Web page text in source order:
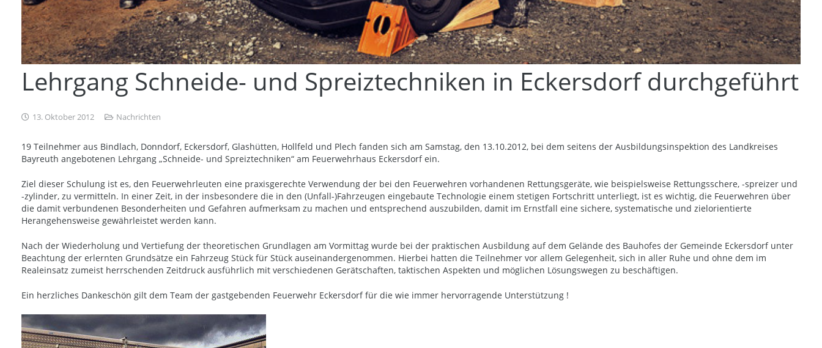
Lehrgang Schneide- und Spreiztechniken in Eckersdorf durchgeführt
13. Oktober 2012 Nachrichten
19 Teilnehmer aus Bindlach, Donndorf, Eckersdorf, Glashütten, Hollfeld und Plech fanden sich am Samstag, den 13.10.2012, bei dem seitens der Ausbildungsinspektion des Landkreises
Bayreuth angebotenen Lehrgang „Schneide- und Spreiztechniken“ am Feuerwehrhaus Eckersdorf ein.
Ziel dieser Schulung ist es, den Feuerwehrleuten eine praxisgerechte Verwendung der bei den Feuerwehren vorhandenen Rettungsgeräte, wie beispielsweise Rettungsschere, -spreizer und
-zylinder, zu vermitteln. In einer Zeit, in der insbesondere die in den (Unfall-)Fahrzeugen eingebaute Technologie einem stetigen Fortschritt unterliegt, ist es wichtig, die Feuerwehren über
die damit verbundenen Besonderheiten und Gefahren aufmerksam zu machen und entsprechend auszubilden, damit im Ernstfall eine sichere, systematische und zielorientierte
Herangehensweise gewährleistet werden kann.
Nach der Wiederholung und Vertiefung der theoretischen Grundlagen am Vormittag wurde bei der praktischen Ausbildung auf dem Gelände des Bauhofes der Gemeinde Eckersdorf unter
Beachtung der erlernten Grundsätze ein Fahrzeug Stück für Stück auseinandergenommen. Hierbei hatten die Teilnehmer vor allem Gelegenheit, sich in aller Ruhe und ohne dem im
Realeinsatz zumeist herrschenden Zeitdruck ausführlich mit verschiedenen Gerätschaften, taktischen Aspekten und möglichen Lösungswegen zu beschäftigen.
Ein herzliches Dankeschön gilt dem Team der gastgebenden Feuerwehr Eckersdorf für die wie immer hervorragende Unterstützung !